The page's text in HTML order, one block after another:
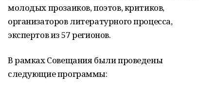
молодых прозаиков, поэтов, критиков,
организаторов литературного процесса,
экспертов из 57 регионов.
В рамках Совещания были проведены
следующие программы: